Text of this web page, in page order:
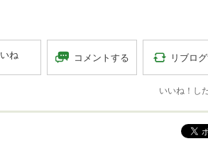
ね コメントする リブロ
いいね！し